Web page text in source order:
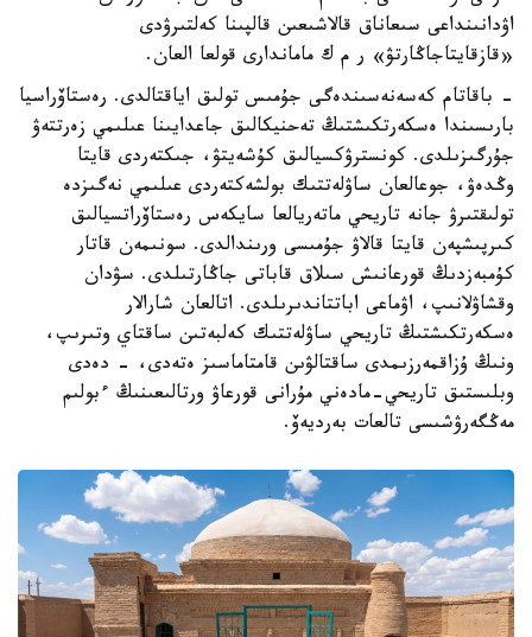
اۋدانىنداعى سىعاناق قالاشىعىن قالپىنا كەلتىرۋدى
«قازقايتاجاڭارتۋ» ر م ك ماماندارى قولعا العان.
- باقاتام كەسەنەسىندەگى جۇمىس تولىق اياقتالدى. رەستاۆراسيا
بارىسىندا ەسكەرتكىشتىڭ تەحنيكالىق جاعدايىنا عىلىمي زەرتتەۋ
جۇرگىزىلدى. كونسترۋكسيالىق كۇشەيتۋ، جىكتەردى قايتا
وڭدەۋ، جوعالعان ساۋلەتتىك بولشەكتەردى عىلىمي نەگىزدە
تولىقتىرۋ جانە تاريحي ماتەريالعا سايكەس رەستاۆراتسيالىق
كىرپىشپەن قايتا قالاۋ جۇمىسى ورىندالدى. سونىمەن قاتار
كۇمبەزدىڭ قورعانىش سىلاق قاباتى جاڭارتىلدى. سۋدان
وقشاۋلانىپ، اۋماعى اباتتاندىرىلدى. اتالعان شارالار
ەسكەرتكىشتىڭ تاريحي ساۋلەتتىك كەلبەتىن ساقتاي وتىرىپ،
ونىڭ ۇزاقمەرزىمدى ساقتالۋىن قامتاماسىز ەتەدى، - دەدى
وبلىستىق تاريحي-مادەني مۇرانى قورعاۋ ورتالىعىنىڭ ءبولىم
مەڭگەرۋشىسى تالعات بەرديەۆ.